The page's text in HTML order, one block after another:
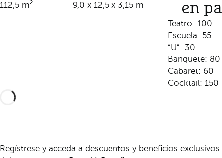
112,5 m² 9,0 x 12,5 x 3,15 m
en
Teatro: 100
Escuela: 55
“U”: 30
Banquete: 80
Cabaret: 60
Cocktail: 150
Regístrese y acceda a descuentos y beneficios exclusivos